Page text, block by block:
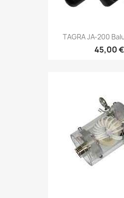
TAGRA JA-200
45,00 €